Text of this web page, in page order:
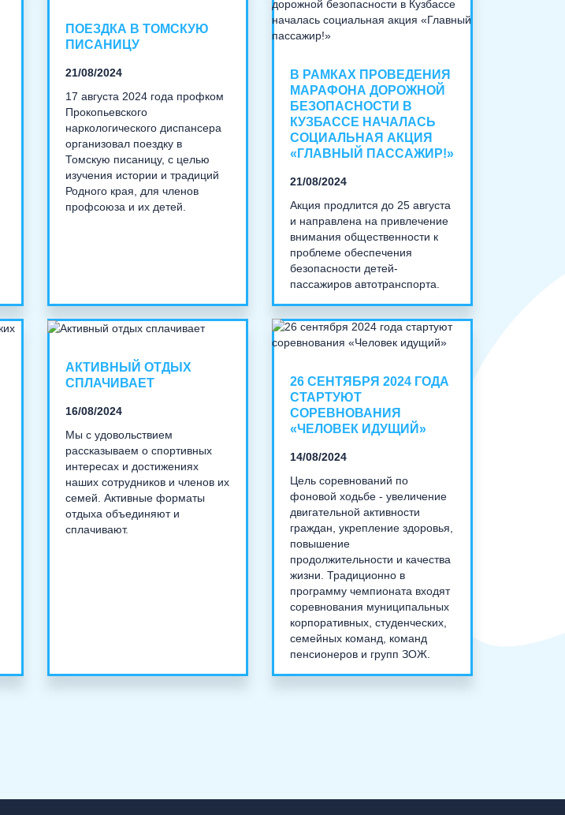
ПОЕЗДКА В ТОМСКУЮ
ПИСАНИЦУ
21/08/2024
17 августа 2024 года профком
Прокопьевского
наркологического диспансера
организовал поездку в
Томскую писаницу, с целью
изучения истории и традиций
Родного края, для членов
профсоюза и их детей.
В РАМКАХ ПРОВЕДЕНИЯ
МАРАФОНА ДОРОЖНОЙ
БЕЗОПАСНОСТИ В
КУЗБАССЕ НАЧАЛАСЬ
СОЦИАЛЬНАЯ АКЦИЯ
«ГЛАВНЫЙ ПАССАЖИР!»
21/08/2024
Акция продлится до 25 августа
и направлена на привлечение
внимания общественности к
проблеме обеспечения
безопасности детей-
пассажиров автотранспорта.
АКТИВНЫЙ ОТДЫХ
СПЛАЧИВАЕТ
16/08/2024
Мы с удовольствием
рассказываем о спортивных
интересах и достижениях
наших сотрудников и членов их
семей. Активные форматы
отдыха объединяют и
сплачивают.
26 СЕНТЯБРЯ 2024 ГОДА
СТАРТУЮТ
СОРЕВНОВАНИЯ
«ЧЕЛОВЕК ИДУЩИЙ»
14/08/2024
Цель соревнований по
фоновой ходьбе - увеличение
двигательной активности
граждан, укрепление здоровья,
повышение
продолжительности и качества
жизни. Традиционно в
программу чемпионата входят
соревнования муниципальных
корпоративных, студенческих,
семейных команд, команд
пенсионеров и групп ЗОЖ.